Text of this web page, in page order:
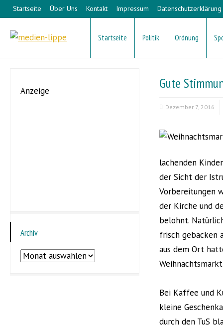
Startseite Über Uns Kontakt Impressum Datenschutzerklärung
Startseite Politik Ordnung
Gute
Dezember 7, 2016
lachenden
der Sicht der
Vorbereitungen
der Kirche und
belohnt.
frisch gebacken
aus dem Ort
Bei Kaffee und
kleine
durch den TuS
Anzeige
Archiv
Archiv